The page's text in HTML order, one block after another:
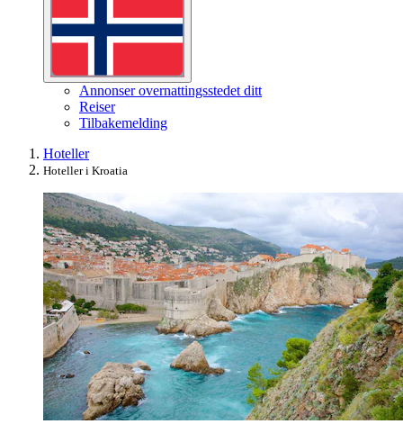
Annonser overnattingsstedet ditt
Reiser
Tilbakemelding
Hoteller
Hoteller i Kroatia